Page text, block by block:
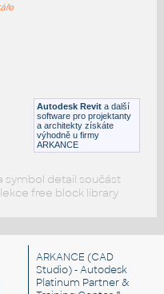
Connect Right Offecct
Connect Right Offecct
Autodesk Revit a další
software pro projektanty
a architekty získáte
výhodně u firmy
ARKANCE
symbol detail součást
free block library
ARKANCE (CAD
Studio) - Autodesk
Platinum Partner &